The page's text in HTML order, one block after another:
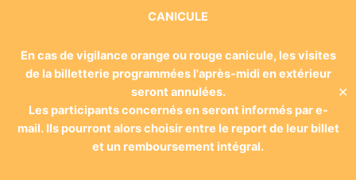
CANICULE
En cas de vigilance orange ou rouge canicule, les visites
de la billetterie programmées l'après-midi en extérieur
seront annulées.
Les participants concernés en seront informés par e-
mail. Ils pourront alors choisir entre le report de leur billet
et un remboursement intégral.
✕